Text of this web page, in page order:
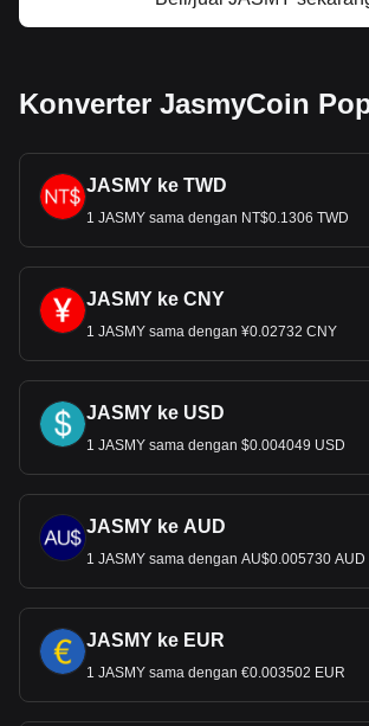
Konverter JasmyCoin
JASMY ke TWD
1 JASMY sama dengan NT$0.1306 TWD
JASMY ke CNY
1 JASMY sama dengan ¥0.02732 CNY
JASMY ke USD
1 JASMY sama dengan $0.004049 USD
JASMY ke AUD
1 JASMY sama dengan AU$0.005730 AUD
JASMY ke EUR
1 JASMY sama dengan €0.003502 EUR